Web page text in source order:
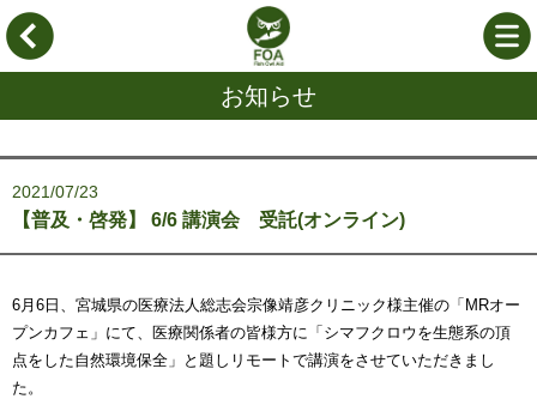
お知らせ
2021/07/23
【普及・啓発】 6/6 講演会 受託(オンライン)
6月6日、宮城県の医療法人総志会宗像靖彦クリニック様主催の「MRオー
プンカフェ」にて、医療関係者の皆様方に「シマフクロウを生態系の頂
点をした自然環境保全」と題しリモートで講演をさせていただきまし
た。